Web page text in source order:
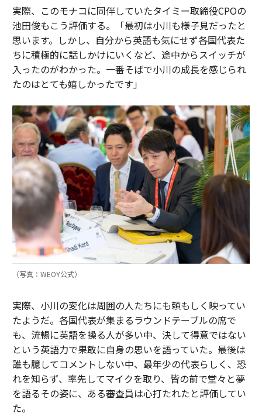
実際、このモナコに同伴していたタイミー取締役CPOの
池田俊もこう評価する。「最初は小川も様子見だったと
思います。しかし、自分から英語も気にせず各国代表た
ちに積極的に話しかけにいくなど、途中からスイッチが
入ったのがわかった。一番そばで小川の成長を感じられ
たのはとても嬉しかったです」
（写真：WEOY公式）
実際、小川の変化は周囲の人たちにも頼もしく映ってい
たようだ。各国代表が集まるラウンドテーブルの席で
も、流暢に英語を操る人が多い中、決して得意ではない
という英語力で果敢に自身の思いを語っていた。最後は
誰も臆してコメントしない中、最年少の代表らしく、恐
れを知らず、率先してマイクを取り、皆の前で堂々と夢
を語るその姿に、ある審査員は心打たれたと評価してい
た。